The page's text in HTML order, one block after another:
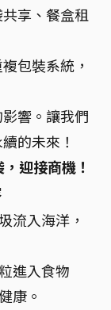
享、餐盒租
包裝系統，
響。讓我們
的未來！
迎接商機！
流入海洋，
進入食物
康。